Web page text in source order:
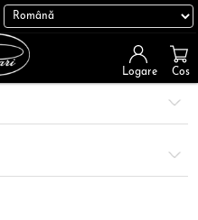
Logare Cos